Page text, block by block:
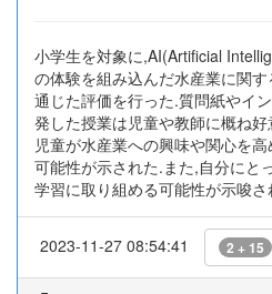
小学生を対象に,AI(Artificial
の体験を組み込んだ水産業に関
通じた評価を行った.質問紙やイ
発した授業は児童や教師に概ね
児童が水産業への興味や関心を
可能性が示された.また,自分にと
学習に取り組める可能性が示唆さ
2023-11-27 08:54:41 2 + 15